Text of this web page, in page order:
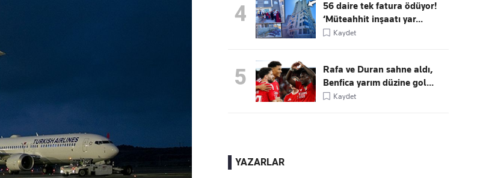
4
56 daire tek fatura ödüyor!
‘Müteahhit inşaatı yar...
Kaydet
5
Rafa ve Duran sahne aldı,
Benfica yarım düzine gol...
Kaydet
YAZARLAR